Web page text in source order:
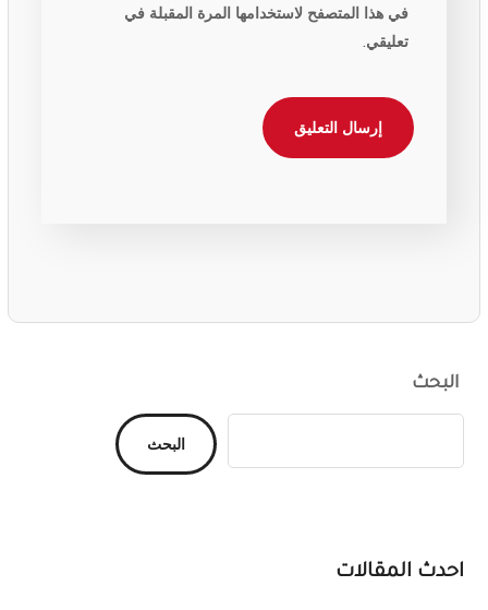
في هذا المتصفح لاستخدامها المرة المقبلة في
تعليقي.
البحث
البحث
احدث المقالات